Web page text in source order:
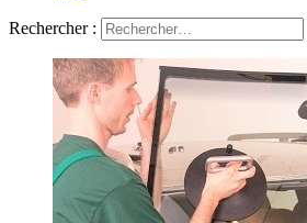
Rechercher :